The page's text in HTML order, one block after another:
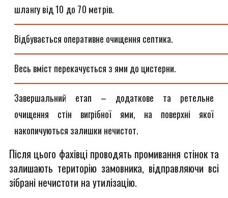
шлангу від 10 до 70 метрів.
Відбувається оперативне очищення септика.
Весь вміст перекачується з ями до цистерни.
Завершальний етап – додаткове та ретельне
очищення стін вигрібної ями, на поверхні якої
накопичуються залишки нечистот.
Після цього фахівці проводять промивання стінок та
залишають територію замовника, відправляючи всі
зібрані нечистоти на утилізацію.